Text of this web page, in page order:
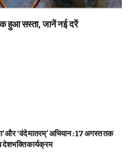
हुआ सस्ता, जानें नई दरें
और ‘वंदे मातरम्’ अभियान : 17 अगस्त तक
देशभक्ति कार्यक्रम